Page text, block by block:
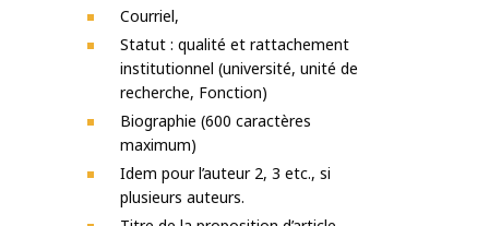
Courriel,
Statut : qualité et rattachement
institutionnel (université, unité de
recherche, Fonction)
Biographie (600 caractères
maximum)
Idem pour l’auteur 2, 3 etc., si
plusieurs auteurs.